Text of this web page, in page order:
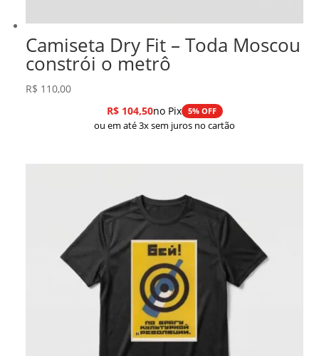
Camiseta Dry Fit – Toda Moscou
constrói o metrô
R$ 110,00
R$104,50no Pix 5% OFF
ou em até 3x sem juros no cartão